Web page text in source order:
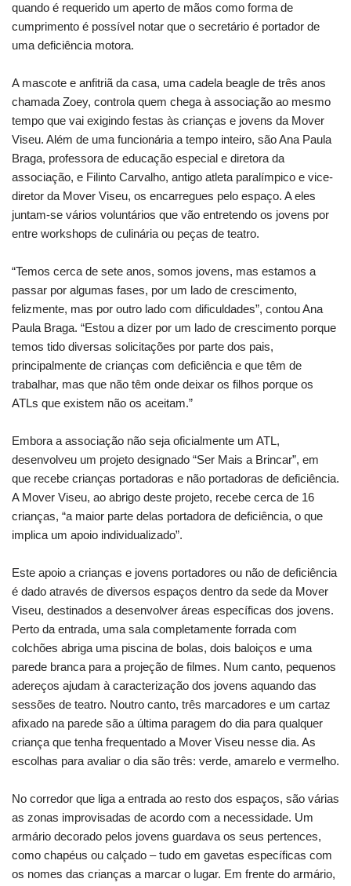
quando é requerido um aperto de mãos como forma de
cumprimento é possível notar que o secretário é portador de
uma deficiência motora.
A mascote e anfitriã da casa, uma cadela beagle de três anos
chamada Zoey, controla quem chega à associação ao mesmo
tempo que vai exigindo festas às crianças e jovens da Mover
Viseu. Além de uma funcionária a tempo inteiro, são Ana Paula
Braga, professora de educação especial e diretora da
associação, e Filinto Carvalho, antigo atleta paralímpico e vice-
diretor da Mover Viseu, os encarregues pelo espaço. A eles
juntam-se vários voluntários que vão entretendo os jovens por
entre workshops de culinária ou peças de teatro.
“Temos cerca de sete anos, somos jovens, mas estamos a
passar por algumas fases, por um lado de crescimento,
felizmente, mas por outro lado com dificuldades”, contou Ana
Paula Braga. “Estou a dizer por um lado de crescimento porque
temos tido diversas solicitações por parte dos pais,
principalmente de crianças com deficiência e que têm de
trabalhar, mas que não têm onde deixar os filhos porque os
ATLs que existem não os aceitam.”
Embora a associação não seja oficialmente um ATL,
desenvolveu um projeto designado “Ser Mais a Brincar”, em
que recebe crianças portadoras e não portadoras de deficiência.
A Mover Viseu, ao abrigo deste projeto, recebe cerca de 16
crianças, “a maior parte delas portadora de deficiência, o que
implica um apoio individualizado”.
Este apoio a crianças e jovens portadores ou não de deficiência
é dado através de diversos espaços dentro da sede da Mover
Viseu, destinados a desenvolver áreas específicas dos jovens.
Perto da entrada, uma sala completamente forrada com
colchões abriga uma piscina de bolas, dois baloiços e uma
parede branca para a projeção de filmes. Num canto, pequenos
adereços ajudam à caracterização dos jovens aquando das
sessões de teatro. Noutro canto, três marcadores e um cartaz
afixado na parede são a última paragem do dia para qualquer
criança que tenha frequentado a Mover Viseu nesse dia. As
escolhas para avaliar o dia são três: verde, amarelo e vermelho.
No corredor que liga a entrada ao resto dos espaços, são várias
as zonas improvisadas de acordo com a necessidade. Um
armário decorado pelos jovens guardava os seus pertences,
como chapéus ou calçado – tudo em gavetas específicas com
os nomes das crianças a marcar o lugar. Em frente do armário,